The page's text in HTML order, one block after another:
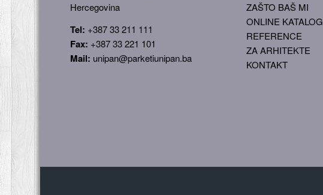
Hercegovina
Tel: +387 33 211 111
Fax: +387 33 221 101
Mail: unipan@parketiunipan.ba
ZAŠTO BAŠ MI
ONLINE KATALOG
REFERENCE
ZA ARHITEKTE
KONTAKT